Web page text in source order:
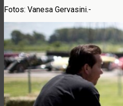
Fotos: Vanesa Gervasini.-